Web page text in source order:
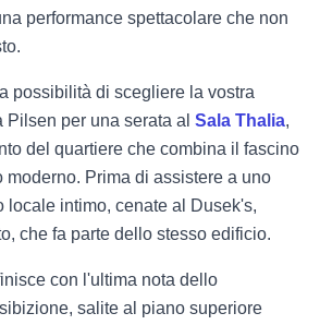
performance spettacolare che non
possibilità di scegliere la vostra
Pilsen per una serata al Sala Thalia,
del quartiere che combina il fascino
moderno. Prima di assistere a uno
locale intimo, cenate al Dusek's,
che fa parte dello stesso edificio.
con l'ultima nota dello
salite al piano superiore